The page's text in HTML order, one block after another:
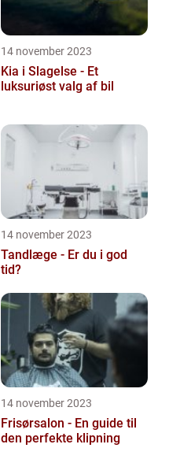
14 november 2023
Kia i Slagelse - Et
luksuriøst valg af bil
14 november 2023
Tandlæge - Er du i god
tid?
14 november 2023
Frisørsalon - En guide til
den perfekte klipning